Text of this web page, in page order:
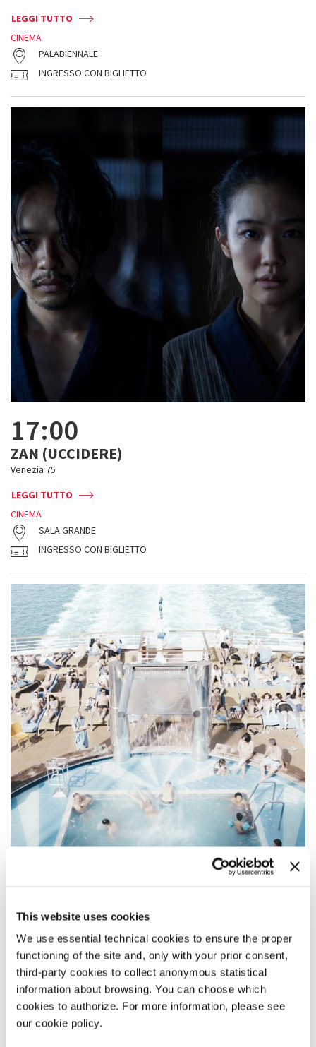
This website uses cookies
We use essential technical cookies to ensure the proper
functioning of the site and, only with your prior consent,
third-party cookies to collect anonymous statistical
information about browsing. You can choose which
cookies to authorize. For more information, please see
our cookie policy.
LEGGI TUTTO
CINEMA
PALABIENNALE
INGRESSO CON BIGLIETTO
17:00
ZAN (UCCIDERE)
Venezia 75
LEGGI TUTTO
CINEMA
SALA GRANDE
INGRESSO CON BIGLIETTO
17:15
ALL INCLUSIVE
Orizzonti Cortometraggi
LEGGI TUTTO
CINEMA
SALA GIARDINO
INGRESSO CON BIGLIETTO